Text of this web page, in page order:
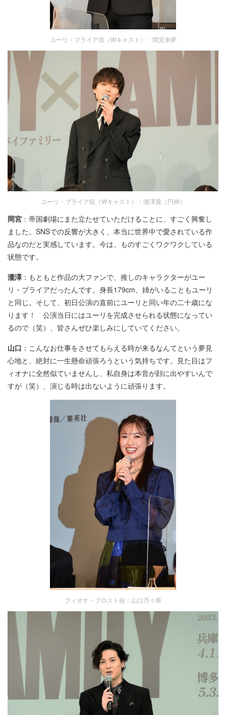
ユーリ・ブライア役（Wキャスト）：岡宮来夢
ユーリ・ブライア役（Wキャスト）：瀧澤翼（円神）
岡宮 ：帝国劇場にまた立たせていただけることに、すごく興奮し
ました。SNSでの反響が大きく、本当に世界中で愛されている作
品なのだと実感しています。今は、ものすごくワクワクしている
状態です。
瀧澤：もともと作品の大ファンで、推しのキャラクターがユー
リ・ブライアだったんです。身長179cm、姉がいることもユーリ
と同じ。そして、初日公演の直前にユーリと同い年の二十歳にな
ります！ 公演当日にはユーリを完成させられる状態になってい
るので（笑）、皆さんぜひ楽しみにしていてください。
山口 ：こんなお仕事をさせてもらえる時が来るなんてという夢見
心地と、絶対に一生懸命頑張ろうという気持ちです。見た目はフ
ィオナに全然似ていませんし、私自身は本音が顔に出やすいんで
すが（笑）、演じる時は出ないように頑張ります。
フィオナ・フロスト役：山口乃々華